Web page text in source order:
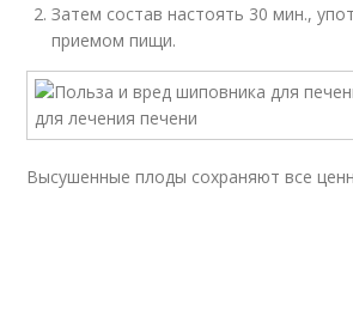
Затем состав настоять 30 мин.,
приемом пищи.
Высушенные плоды сохраняют все